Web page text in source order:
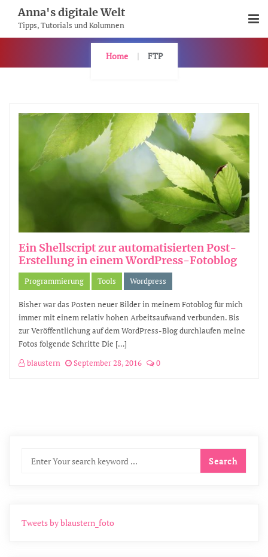
Content
Anna's digitale Welt
Tipps, Tutorials und Kolumnen
Home FTP
Ein Shellscript zur automatisierten Post-
Erstellung in einem WordPress-Fotoblog
Programmierung Tools Wordpress
Bisher war das Posten neuer Bilder in meinem Fotoblog für mich
immer mit einem relativ hohen Arbeitsaufwand verbunden. Bis
zur Veröffentlichung auf dem WordPress-Blog durchlaufen meine
Fotos folgende Schritte Die […]
blaustern
September 28, 2016 0
Tweets by blaustern_foto